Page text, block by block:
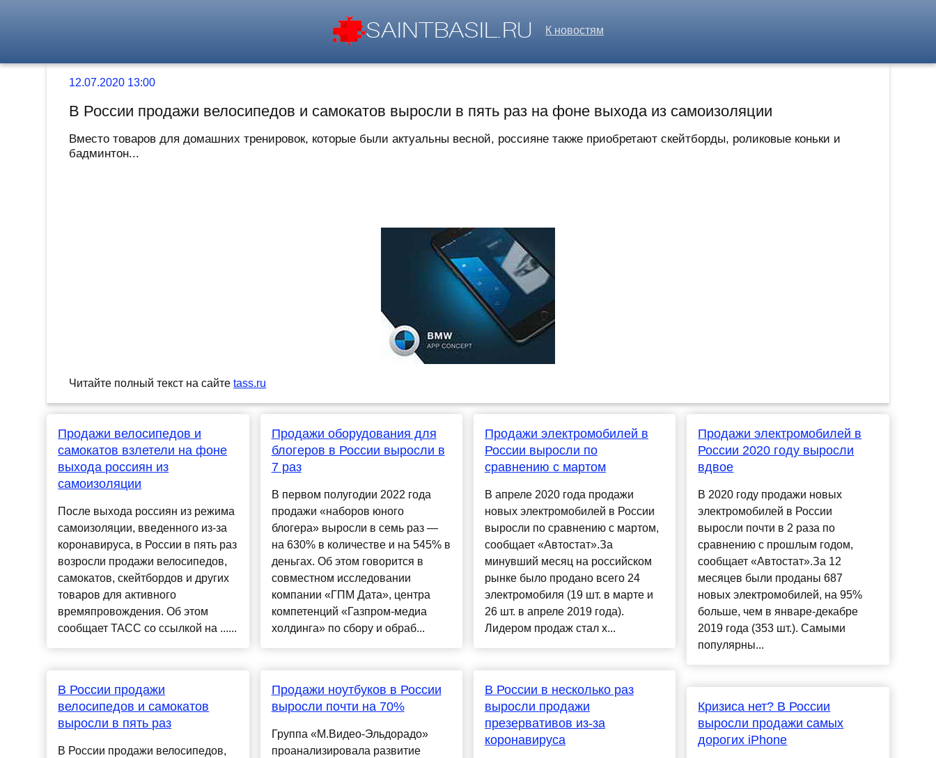
К новостям
12.07.2020 13:00
В России продажи велосипедов и самокатов выросли в пять раз на фоне выхода из самоизоляции
Вместо товаров для домашних тренировок, которые были актуальны весной, россияне также приобретают скейтборды, роликовые коньки и
бадминтон...
Читайте полный текст на сайтеtass.ru
Продажи велосипедов и
самокатов взлетели на фоне
выхода россиян из
самоизоляции
После выхода россиян из режима
самоизоляции, введенного из-за
коронавируса, в России в пять раз
возросли продажи велосипедов,
самокатов, скейтбордов и других
товаров для активного
времяпровождения. Об этом
сообщает ТАСС со ссылкой на ......
В России продажи
велосипедов и самокатов
выросли в пять раз
В России продажи велосипедов,
Продажи оборудования для
блогеров в России выросли в
7 раз
В первом полугодии 2022 года
продажи «наборов юного
блогера» выросли в семь раз —
на 630% в количестве и на 545% в
деньгах. Об этом говорится в
совместном исследовании
компании «ГПМ Дата», центра
компетенций «Газпром-медиа
холдинга» по сбору и обраб...
Продажи ноутбуков в России
выросли почти на 70%
Группа «М.Видео-Эльдорадо»
проанализировала развитие
Продажи электромобилей в
России выросли по
сравнению с мартом
В апреле 2020 года продажи
новых электромобилей в России
выросли по сравнению с мартом,
сообщает «Автостат».За
минувший месяц на российском
рынке было продано всего 24
электромобиля (19 шт. в марте и
26 шт. в апреле 2019 года).
Лидером продаж стал х...
В России в несколько раз
выросли продажи
презервативов из-за
коронавируса
Продажи электромобилей в
России 2020 году выросли
вдвое
В 2020 году продажи новых
электромобилей в России
выросли почти в 2 раза по
сравнению с прошлым годом,
сообщает «Автостат».За 12
месяцев были проданы 687
новых электромобилей, на 95%
больше, чем в январе-декабре
2019 года (353 шт.). Самыми
популярны...
Кризиса нет? В России
выросли продажи самых
дорогих iPhone